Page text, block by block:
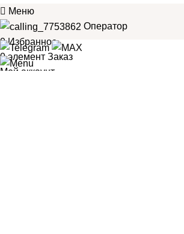
Меню
Оператор
0Избранное
0элемент Заказ
Мой аккаунт